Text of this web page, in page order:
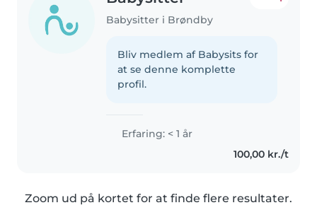
Babysitter i Brøndby
Bliv medlem af Babysits for
at se denne komplette
profil.
Erfaring: < 1 år
100,00 kr./t
Zoom ud på kortet for at finde flere resultater.